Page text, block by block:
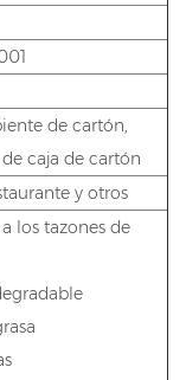
de cartón,
caja de cartón
y otros
los tazones de